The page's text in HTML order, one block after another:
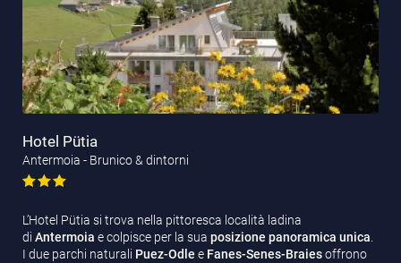
Hotel Pütia
Antermoia - Brunico & dintorni
L’Hotel Pütia si trova nella pittoresca località ladina
di Antermoia e colpisce per la sua posizione panoramica unica.
I due parchi naturali Puez-Odle e Fanes-Senes-Braiesoffrono